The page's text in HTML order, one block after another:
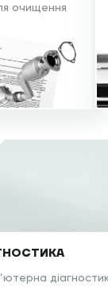
очищення